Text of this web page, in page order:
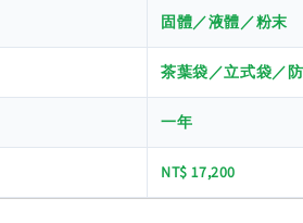
固體／液體／粉末
茶葉袋／立式袋／
一年
NT$ 17,200